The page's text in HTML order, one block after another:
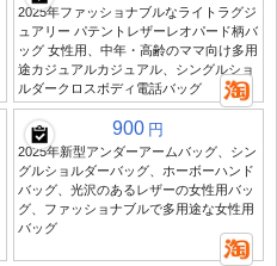
2025年ファッショナブルなライトラグジ
ュアリー パテントレザーレオパード柄バ
ッグ 女性用、中年・高齢のママ向け多用
途カジュアルカジュアル、シングルショ
ルダークロスボディ電話バッグ
900 円
2025年新型アンダーアームバッグ、シン
グルショルダーバッグ、ホーボーハンド
バッグ、光沢のあるレザーの女性用バッ
グ、ファッショナブルで多用途な女性用
バッグ